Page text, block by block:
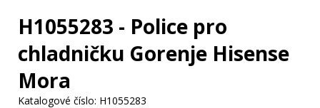
H1055283 - Police pro
chladničku Gorenje Hisense
Mora
Katalogové číslo: H1055283